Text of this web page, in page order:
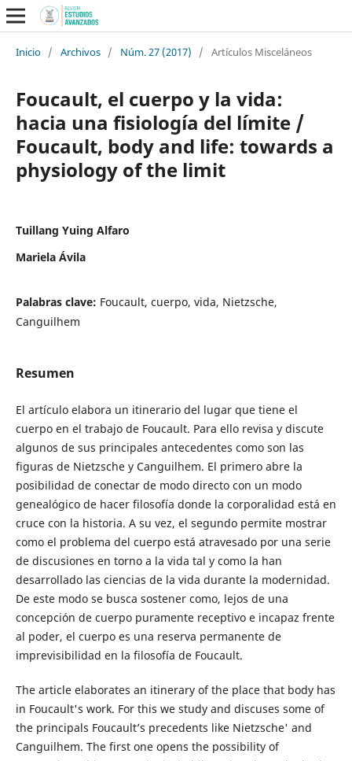
Inicio / Archivos / Núm. 27 (2017) / Artículos Misceláneos
Foucault, el cuerpo y la vida:
hacia una fisiología del límite /
Foucault, body and life: towards a
physiology of the limit
Tuillang Yuing Alfaro
Mariela Ávila
Palabras clave: Foucault, cuerpo, vida, Nietzsche,
Canguilhem
Resumen
El artículo elabora un itinerario del lugar que tiene el
cuerpo en el trabajo de Foucault. Para ello revisa y discute
algunos de sus principales antecedentes como son las
figuras de Nietzsche y Canguilhem. El primero abre la
posibilidad de conectar de modo directo con un modo
genealógico de hacer filosofía donde la corporalidad está en
cruce con la historia. A su vez, el segundo permite mostrar
como el problema del cuerpo está atravesado por una serie
de discusiones en torno a la vida tal y como la han
desarrollado las ciencias de la vida durante la modernidad.
De este modo se busca sostener como, lejos de una
concepción de cuerpo puramente receptivo e incapaz frente
al poder, el cuerpo es una reserva permanente de
imprevisibilidad en la filosofía de Foucault.
The article elaborates an itinerary of the place that body has
in Foucault's work. For this we study and discuses some of
the principals Foucault’s precedents like Nietzsche' and
Canguilhem. The first one opens the possibility of